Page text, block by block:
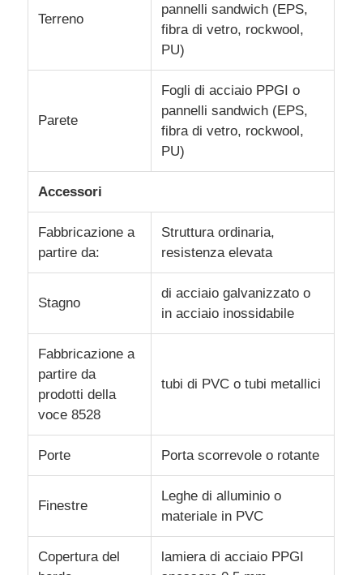
Terreno
pannelli sandwich (EPS,
fibra di vetro, rockwool,
PU)
Parete
Fogli di acciaio PPGI o
pannelli sandwich (EPS,
fibra di vetro, rockwool,
PU)
Accessori
Fabbricazione a
partire da:
Struttura ordinaria,
resistenza elevata
Stagno
di acciaio galvanizzato o
in acciaio inossidabile
Fabbricazione a
partire da
prodotti della
voce 8528
tubi di PVC o tubi metallici
Porte Porta scorrevole o rotante
Finestre
Leghe di alluminio o
materiale in PVC
Copertura del
lamiera di acciaio PPGI